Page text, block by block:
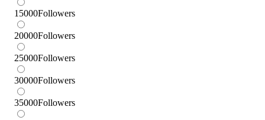
15000Followers
20000Followers
25000Followers
30000Followers
35000Followers